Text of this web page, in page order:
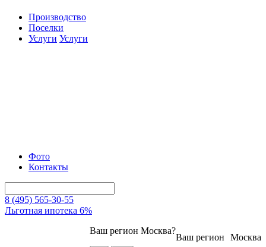
Производство
Поселки
Услуги Услуги
Фото
Контакты
8 (495) 565-30-55
Льготная ипотека 6%
Москва
Ваш регион
Ваш регион Москва?